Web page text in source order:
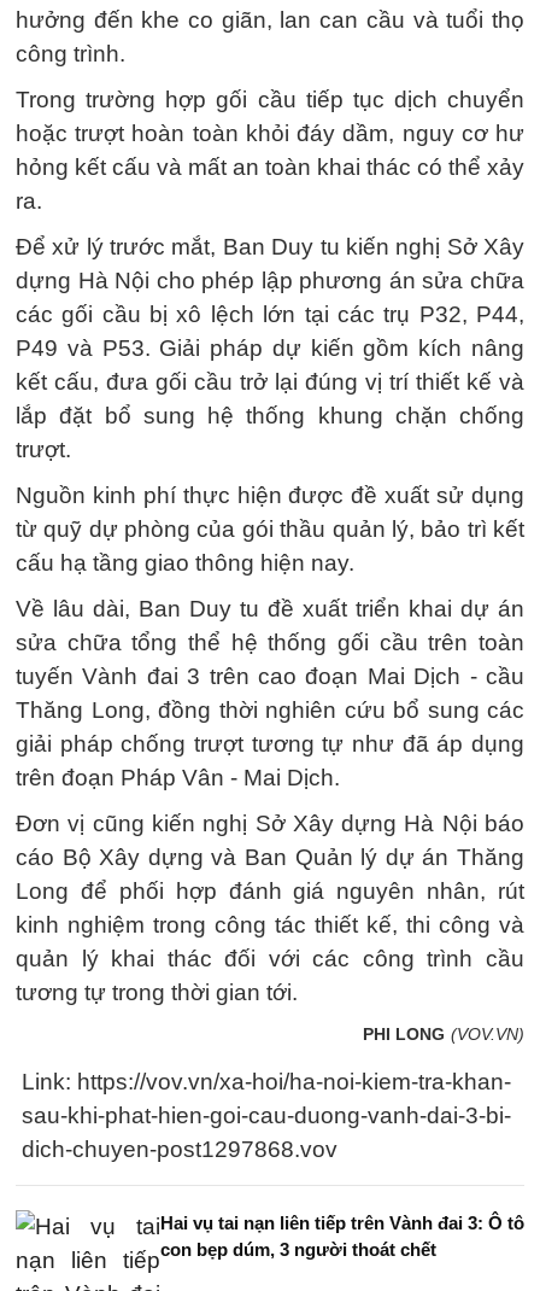
hưởng đến khe co giãn, lan can cầu và tuổi thọ
công trình.
Trong trường hợp gối cầu tiếp tục dịch chuyển
hoặc trượt hoàn toàn khỏi đáy dầm, nguy cơ hư
hỏng kết cấu và mất an toàn khai thác có thể xảy
ra.
Để xử lý trước mắt, Ban Duy tu kiến nghị Sở Xây
dựng Hà Nội cho phép lập phương án sửa chữa
các gối cầu bị xô lệch lớn tại các trụ P32, P44,
P49 và P53. Giải pháp dự kiến gồm kích nâng
kết cấu, đưa gối cầu trở lại đúng vị trí thiết kế và
lắp đặt bổ sung hệ thống khung chặn chống
trượt.
Nguồn kinh phí thực hiện được đề xuất sử dụng
từ quỹ dự phòng của gói thầu quản lý, bảo trì kết
cấu hạ tầng giao thông hiện nay.
Về lâu dài, Ban Duy tu đề xuất triển khai dự án
sửa chữa tổng thể hệ thống gối cầu trên toàn
tuyến Vành đai 3 trên cao đoạn Mai Dịch - cầu
Thăng Long, đồng thời nghiên cứu bổ sung các
giải pháp chống trượt tương tự như đã áp dụng
trên đoạn Pháp Vân - Mai Dịch.
Đơn vị cũng kiến nghị Sở Xây dựng Hà Nội báo
cáo Bộ Xây dựng và Ban Quản lý dự án Thăng
Long để phối hợp đánh giá nguyên nhân, rút
kinh nghiệm trong công tác thiết kế, thi công và
quản lý khai thác đối với các công trình cầu
tương tự trong thời gian tới.
PHI LONG (VOV.VN)
Link: https://vov.vn/xa-hoi/ha-noi-kiem-tra-khan-
sau-khi-phat-hien-goi-cau-duong-vanh-dai-3-bi-
dich-chuyen-post1297868.vov
Hai vụ tai nạn liên tiếp trên Vành đai 3: Ô tô
con bẹp dúm, 3 người thoát chết